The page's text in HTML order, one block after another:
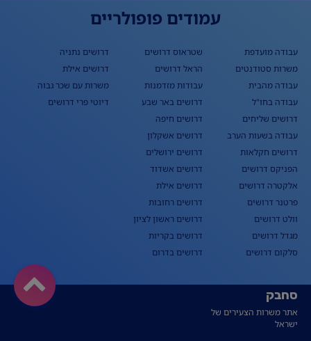
עמודים פופולריים
עבודה מועדפת
משרות סטודנטים
עבודה מהבית
עבודה בחו"ל
דרושים שליחים
עבודה בשעות הערב
דרושים חקלאות
הפניקס דרושים
אלקטרה דרושים
פרטנר דרושים
וולט דרושים
מגדל דרושים
סלקום דרושים
שטראוס דרושים
הראל דרושים
עבודות מזדמנות
דרושים באר שבע
דרושים חיפה
דרושים אשקלון
דרושים ירושלים
דרושים אשדוד
דרושים אילת
דרושים רחובות
דרושים ראשון לציון
דרושים בקריות
דרושים בדרום
דרושים נתניה
דרושים אילת
משרות עם שכר גבוה
דיוטי פרי דרושים
סחבק
אתר משרות הצעירים של
ישראל